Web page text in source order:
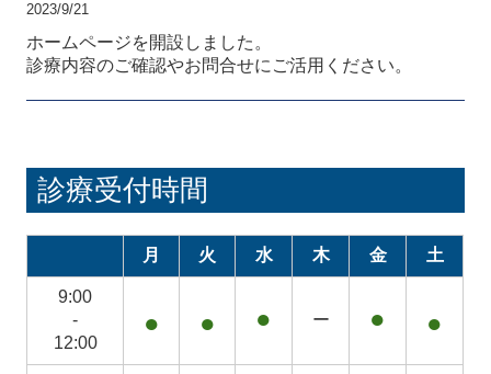
2023/9/21
ホームページを開設しました。
診療内容のご確認やお問合せにご活用ください。
診療受付時間
月 火 水 木 金 土
9:00
-
12:00
● ● ● ー ● ●